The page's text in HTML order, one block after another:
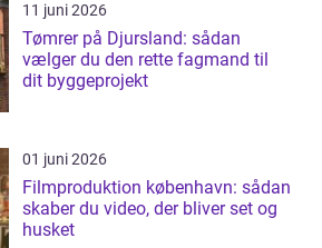
11 juni 2026
Tømrer på Djursland: sådan
vælger du den rette fagmand til
dit byggeprojekt
01 juni 2026
Filmproduktion københavn: sådan
skaber du video, der bliver set og
husket